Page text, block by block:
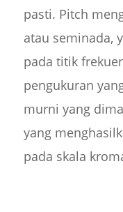
pasti. Pitch
atau seminada,
pada titik
pengukuran
murni yang
yang
pada skala